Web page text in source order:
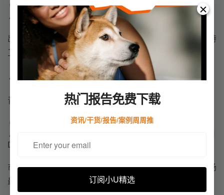
热门报告免费下载
资讯/干货/报告/案例周周推
订阅小U精选
03亚洲-北欧航线
▲CMA(FAL8)COSCO(AEU9)OOCL(LL7)EMC(CES)
出发港新增到添加新港。新加坡/盐田/上海/宁波/天津至安特
卫普最快航线。
▲CMA(FAL2)COSCO(AEU3)OOCL(LL2)EMC(NE3)
青岛/天津/大连到荷兰和德国航程均是市场最快。
04
亚洲-地中海航线
▲CMA(NEWMEX2S)COSCO(AEM1)OOCL(WM1)EMC(M
D2)
市场上唯一从香港到地中海的航线，到意大利的航程是市场
最快。